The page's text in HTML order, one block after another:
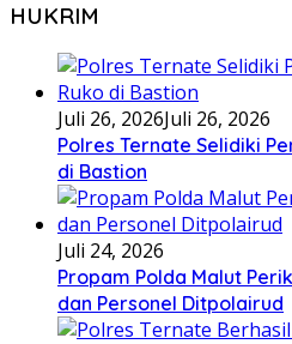
HUKRIM
Juli 26, 2026Juli 26, 2026
Polres Ternate Selidiki
di Bastion
Juli 24, 2026
Propam Polda Malut
dan Personel Ditpolairud